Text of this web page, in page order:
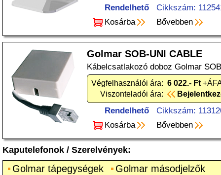
Rendelhető
Cikkszám:
Kosárba
Bővebben
Golmar SOB-UNI CABLE
Kábelcsatlakozó doboz Golmar
Végfelhasználói ára: 6 022.- Ft
Viszonteladói ára:
Rendelhető
Cikkszám:
Kosárba
Bővebben
Kaputelefonok / Szerelvények:
Golmar tápegységek Golmar másodjelzők